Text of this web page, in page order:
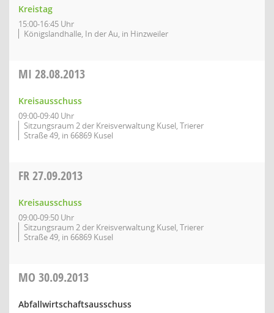
Kreistag
15:00-16:45 Uhr
Königslandhalle, In der Au, in Hinzweiler
MI 28.08.2013
Kreisausschuss
09:00-09:40 Uhr
Sitzungsraum 2 der Kreisverwaltung Kusel, Trierer
Straße 49, in 66869 Kusel
FR27.09.2013
Kreisausschuss
09:00-09:50 Uhr
Sitzungsraum 2 der Kreisverwaltung Kusel, Trierer
Straße 49, in 66869 Kusel
MO 30.09.2013
Abfallwirtschaftsausschuss